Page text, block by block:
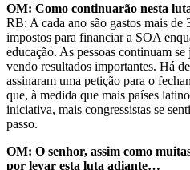
OM: Como continuarão nesta
RB: A cada ano são gastos mais de
impostos para financiar a SOA
educação. As pessoas continuam
vendo resultados importantes. Há
assinaram uma petição para o
que, à medida que mais países
iniciativa, mais congressistas se
passo.
OM: O senhor, assim como
por levar esta luta adiante…